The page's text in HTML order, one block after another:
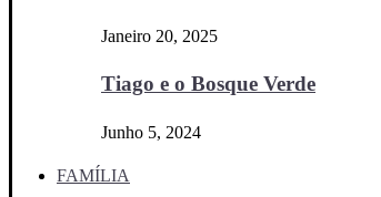
Janeiro 20, 2025
Tiago e o Bosque Verde
Junho 5, 2024
FAMÍLIA